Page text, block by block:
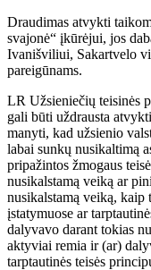
Draudimas atvykti
svajonė“ įkūrėjui, jos
Ivanišviliui, Sakartvelo
pareigūnams.
LR Užsieniečių teisinės
gali būti uždrausta
manyti, kad užsienio
labai sunkų nusikaltimą
pripažintos žmogaus
nusikalstamą veiką ar
nusikalstamą veiką, kaip
įstatymuose ar
dalyvavo darant tokias
aktyviai remia ir (ar)
tarptautinės teisės